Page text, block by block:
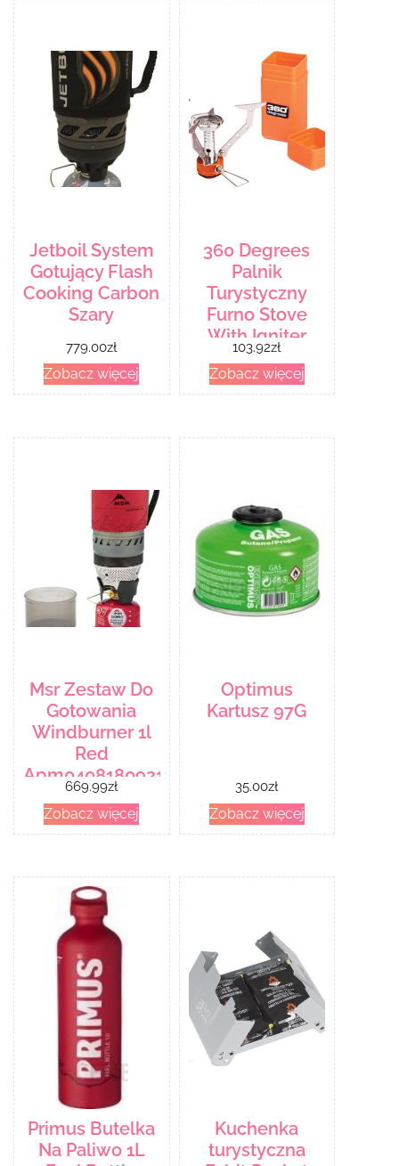
Jetboil System
Gotujący Flash
Cooking Carbon
Szary
779.00zł
Zobacz więcej
360 Degrees
Palnik
Turystyczny
Furno Stove
With Igniter
103.92zł
Zobacz więcej
Msr Zestaw Do
Gotowania
Windburner 1l
Red
Apm040818092194
669.99zł
Zobacz więcej
Optimus
Kartusz 97G
35.00zł
Zobacz więcej
Primus Butelka
Na Paliwo 1L
Kuchenka
turystyczna